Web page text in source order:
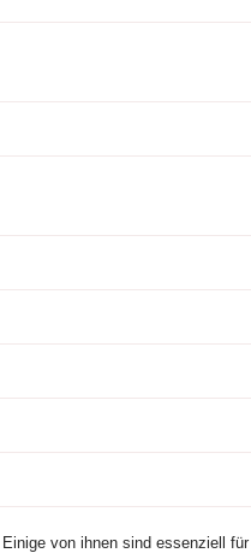
von ihnen sind essenziell für